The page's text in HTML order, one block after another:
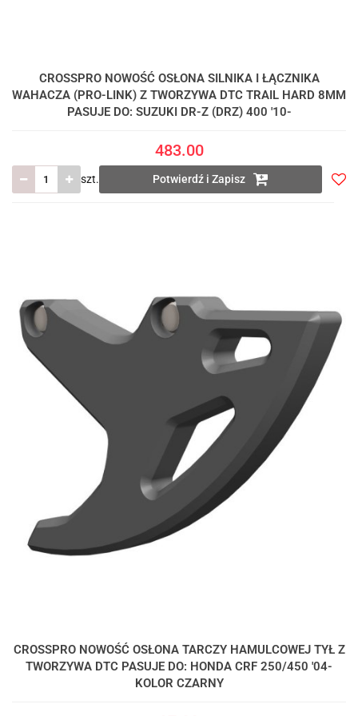
CROSSPRO NOWOŚĆ OSŁONA SILNIKA I ŁĄCZNIKA
WAHACZA (PRO-LINK) Z TWORZYWA DTC TRAIL HARD 8MM
PASUJE DO: SUZUKI DR-Z (DRZ) 400 '10-
483.00
szt. Potwierdź i Zapisz
CROSSPRO NOWOŚĆ OSŁONA TARCZY HAMULCOWEJ TYŁ Z
TWORZYWA DTC PASUJE DO: HONDA CRF 250/450 '04-
KOLOR CZARNY